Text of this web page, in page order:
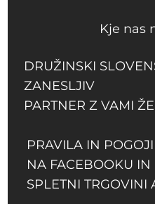
Kje nas
DRUŽINSKI
ZANESLJIV
PARTNER Z VAMI
PRAVILA IN
NA FACEBOOKU IN
SPLETNI TRGOVINI